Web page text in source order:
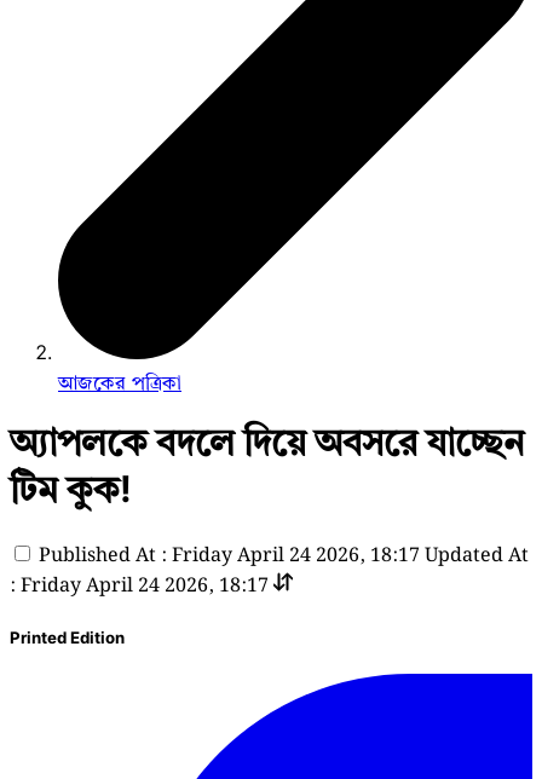
আজকের পত্রিকা
অ্যাপলকে বদলে দিয়ে অবসরে যাচ্ছেন
টিম কুক!
Published At : Friday April 24 2026, 18:17 Updated At
: Friday April 24 2026, 18:17
Printed Edition